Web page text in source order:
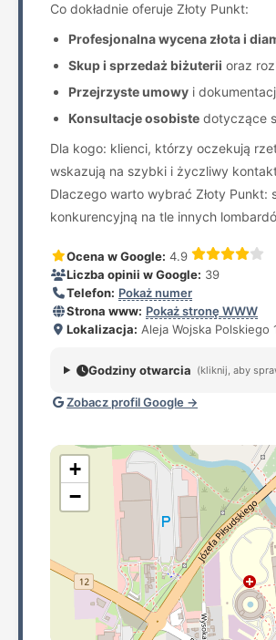
Co dokładnie oferuje Złoty Punkt:
Profesjonalna wycena złota i
Skup i sprzedaż biżuterii oraz
Przejrzyste umowy i
Konsultacje osobiste dotyczące
Dla kogo: klienci, którzy oczekują
wskazują na szybki i życzliwy
Dlaczego warto wybrać Złoty
konkurencyjną na tle innych
Ocena w Google: 4.9
Liczba opinii w Google: 39
Telefon: Pokaż numer
Strona www: Pokaż stronę WWW
Lokalizacja: Aleja Wojska
Godziny otwarcia (kliknij, aby
Zobacz profil Google →
+
−